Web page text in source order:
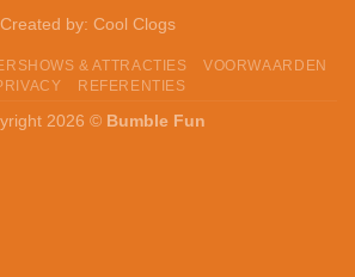
Created by: Cool Clogs
& ATTRACTIES
VOORWAARDEN
REFERENTIES
2026 © Bumble Fun